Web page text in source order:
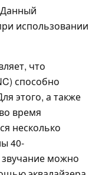
использовании
что
способно
этого, а также
время
несколько
40-
можно